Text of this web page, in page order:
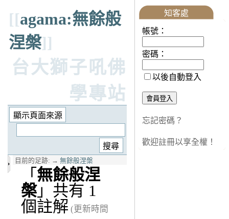
[[agama:無餘般
涅槃]]
台大獅子吼佛
學專站
目前的足跡: → 無餘般涅槃
「 無餘般涅
槃」共有 1
個註解 (更新時間
知客處
帳號：
密碼：
以後自動登入
忘記密碼？
歡迎註冊以享全權！